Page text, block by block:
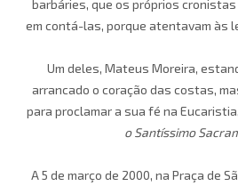
barbáries, que os próprios
em contá-las, porque atentavam às
Um deles, Mateus Moreira,
arrancado o coração das costas,
para proclamar a sua fé na
o Santíssimo
A 5 de março de 2000, na Praça de